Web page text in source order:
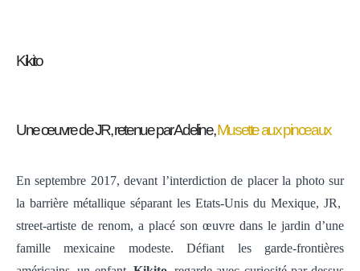
Kikito
Une œuvre de JR, retenue par Adeline,Musette aux pinceaux
En septembre 2017, devant l’interdiction de placer la photo sur
la barrière métallique séparant les Etats-Unis du Mexique, JR,
street-artiste de renom, a placé son œuvre dans le jardin d’une
famille mexicaine modeste. Défiant les garde-frontières